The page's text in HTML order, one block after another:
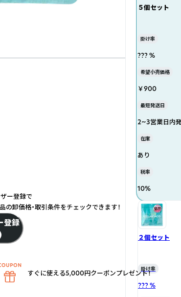
５個セット
掛け率
??? %
希望小売価格
￥900
最短発送日
2~3営業日内
在庫
あり
税率
10%
２個セット
掛け率
??? %
ー登録で
の卸価格・取引条件をチェックできます！
登録
すぐに使える5,000円クーポンプレゼント！